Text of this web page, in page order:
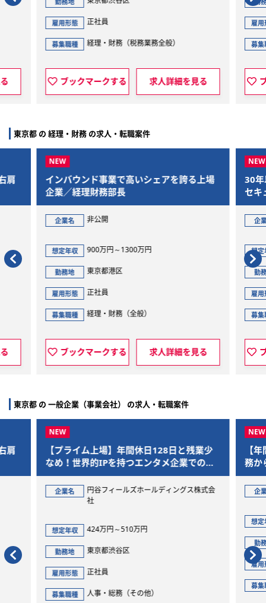
雇用形態 正社員
募集職種 経理・財務（税務業務全般）
ブックマークする 求人詳細を見る
雇用
募集
東京都 の 経理・財務 の求人・転職案件
肩
インバウンド事業で高いシェアを誇る上場
企業／経理財務部長
企業名 非公開
想定年収 900万円～1300万円
勤務地 東京都港区
雇用形態 正社員
募集職種 経理・財務（全般）
ブックマークする 求人詳細を見る
30年
セキ
タリ
企
想定
勤
雇用
募集
東京都 の 一般企業（事業会社） の求人・転職案件
肩
【プライム上場】年間休日128日と残業少
なめ！世界的IPを持つエンタメ企業での給
与労務担当
企業名
円谷フィールズホールディングス株式会
社
想定年収 424万円～510万円
勤務地 東京都渋谷区
雇用形態 正社員
募集職種 人事・総務（その他）
【
務か
部門
企
想定
勤
雇用
募集